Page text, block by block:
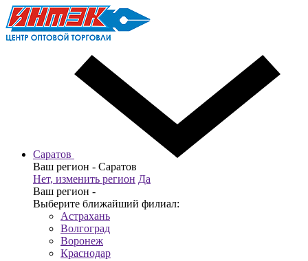
Саратов
Ваш регион - Саратов
Нет, изменить регион Да
Ваш регион -
Выберите ближайший филиал:
Астрахань
Волгоград
Воронеж
Краснодар